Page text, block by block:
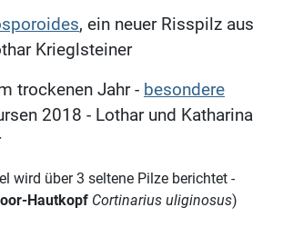
, ein neuer Risspilz aus
Krieglsteiner
trockenen Jahr - besondere
2018 - Lothar und Katharina
wird über 3 seltene Pilze berichtet -
Hautkopf Cortinarius uliginosus)